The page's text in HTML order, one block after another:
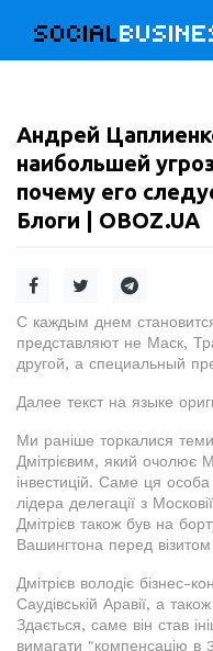
SOCIAL
Андрей
наибольшей
почему его
Блоги | OBOZ.UA
С каждым днем
представляют не Маск,
другой, а специальный
Далее текст на языке
Ми раніше торкалися теми
Дмітрієвим, який очолює
інвестицій. Саме ця
лідера делегації з
Дмітрієв також був на
Вашингтона перед
Дмітрієв володіє бізнес-
Саудівській Аравії, а
Здається, саме він став
вимагати "компенсацію в